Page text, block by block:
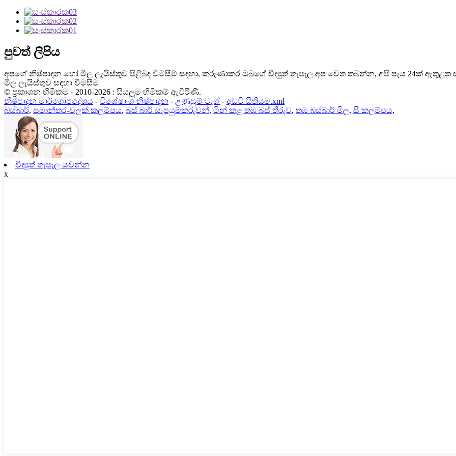
පුවත් ලිපිය
අපගේ නිෂ්පාදන හෝ මිල ලැයිස්තුව පිළිබඳ විමසීම් සඳහා, කරුණාකර ඔබගේ විද්‍යුත් තැපෑල අප වෙත තබන්න, අපි පැය 24ක්
මිල ලැයිස්තුව සඳහා විමසීම
© ප්‍රකාශන හිමිකම - 2010-2026 : සියලුම හිමිකම් ඇවිරිණි.
නිෂ්පාදන මාර්ගෝපදේශය - විශේෂාංග නිෂ්පාදන - උණුසුම් ටැග් - අඩවි සිතියම.xml
බස්බාර්, සමාන්තර-වලක් කලම්පය, බස් බාර් සැපයුම්කරුවන්, ටින් කළ තඹ බස් තීරුව, තඹ බස්බාර් මිල, සී කලම්පය,
විද්‍යුත් තැපෑල යවන්න
x